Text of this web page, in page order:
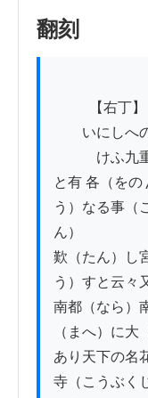
翻刻
いにしへの
けふ九重
と有 各（を
う）なる事（
ん）
歎（たん）し
う）すと云々
南都（なら）
（まへ）に
あり天下の名
寺（こうぶく